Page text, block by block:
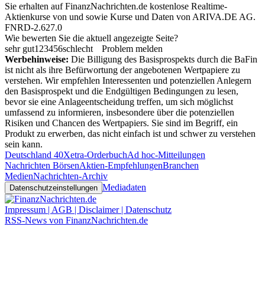
Sie erhalten auf FinanzNachrichten.de kostenlose Realtime-
Aktienkurse von und sowie Kurse und Daten von ARIVA.DE AG.
FNRD-2.627.0
Wie bewerten Sie die aktuell angezeigte Seite?
sehr gut1 23456schlecht
Problem melden
Werbehinweise: Die Billigung des Basisprospekts durch die BaFin
ist nicht als ihre Befürwortung der angebotenen Wertpapiere zu
verstehen. Wir empfehlen Interessenten und potenziellen Anlegern
den Basisprospekt und die Endgültigen Bedingungen zu lesen,
bevor sie eine Anlageentscheidung treffen, um sich möglichst
umfassend zu informieren, insbesondere über die potenziellen
Risiken und Chancen des Wertpapiers. Sie sind im Begriff, ein
Produkt zu erwerben, das nicht einfach ist und schwer zu verstehen
sein kann.
Deutschland 40Xetra-OrderbuchAd hoc-Mitteilungen
Nachrichten BörsenAktien-EmpfehlungenBranchen
MedienNachrichten-Archiv
Datenschutzeinstellungen Mediadaten
Impressum | AGB | Disclaimer | Datenschutz
RSS-News von FinanzNachrichten.de